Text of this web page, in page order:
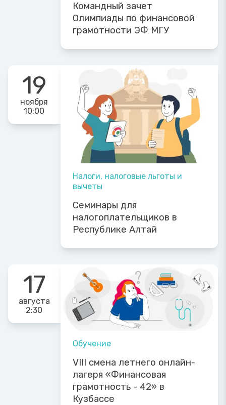
Командный зачет
Олимпиады по финансовой
грамотности ЭФ МГУ
19
ноября
10:00
Налоги, налоговые льготы и
вычеты
Семинары для
налогоплательщиков в
Республике Алтай
17
августа
2:30
Обучение
VIII смена летнего онлайн-
лагеря «Финансовая
грамотность - 42» в
Кузбассе